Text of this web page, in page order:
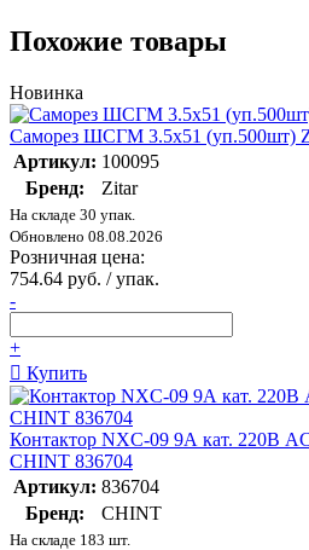
Похожие товары
Новинка
Саморез ШСГМ 3.5х51 (уп.500шт)
Артикул: 100095
Бренд:
Zitar
На складе 30 упак.
Обновлено 08.08.2026
Розничная цена:
754.64 руб. / упак.
-
+
Купить
Контактор NXC-09 9А кат. 220В
CHINT 836704
Артикул: 836704
Бренд:
CHINT
На складе 183 шт.